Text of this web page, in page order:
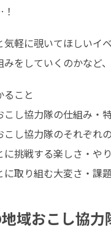
気軽に覗いてほしいイ
をしていくのかなど
こと
こし協力隊の仕組み・
こし協力隊のそれぞれ
に挑戦する楽しさ・や
に取り組む大変さ・課
域おこし協力